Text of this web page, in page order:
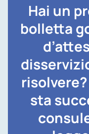
Hai un
bolletta
sta